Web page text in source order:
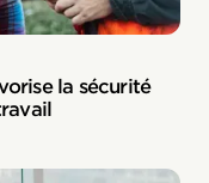
la sécurité